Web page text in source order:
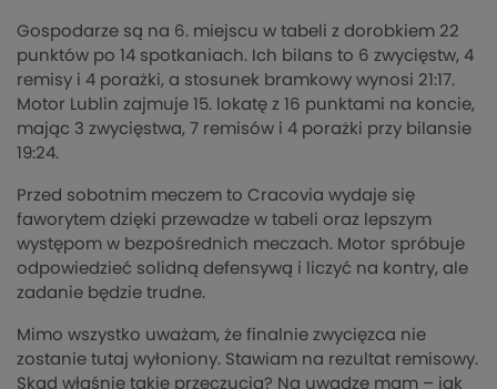
Gospodarze są na 6. miejscu w tabeli z dorobkiem 22
punktów po 14 spotkaniach. Ich bilans to 6 zwycięstw, 4
remisy i 4 porażki, a stosunek bramkowy wynosi 21:17.
Motor Lublin zajmuje 15. lokatę z 16 punktami na koncie,
mając 3 zwycięstwa, 7 remisów i 4 porażki przy bilansie
19:24.
Przed sobotnim meczem to Cracovia wydaje się
faworytem dzięki przewadze w tabeli oraz lepszym
występom w bezpośrednich meczach. Motor spróbuje
odpowiedzieć solidną defensywą i liczyć na kontry, ale
zadanie będzie trudne.
Mimo wszystko uważam, że finalnie zwycięzca nie
zostanie tutaj wyłoniony. Stawiam na rezultat remisowy.
Skąd właśnie takie przeczucia? Na uwadze mam – jak